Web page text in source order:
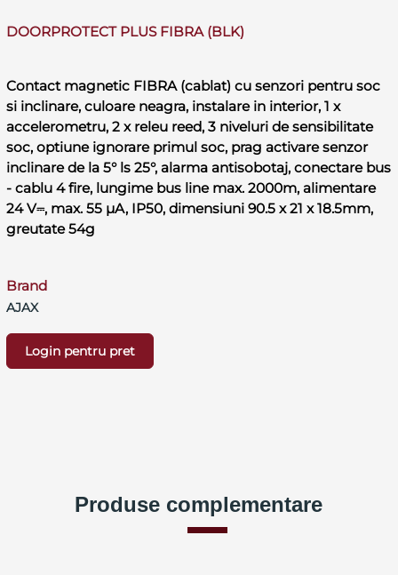
DOORPROTECT PLUS FIBRA (BLK)
Contact magnetic FIBRA (cablat) cu senzori pentru soc
si inclinare, culoare neagra, instalare in interior, 1 x
accelerometru, 2 x releu reed, 3 niveluri de sensibilitate
soc, optiune ignorare primul soc, prag activare senzor
inclinare de la 5° ls 25°, alarma antisobotaj, conectare bus
- cablu 4 fire, lungime bus line max. 2000m, alimentare
24 V⎓, max. 55 µA, IP50, dimensiuni 90.5 x 21 x 18.5mm,
greutate 54g
Brand
AJAX
Login pentru pret
Produse complementare